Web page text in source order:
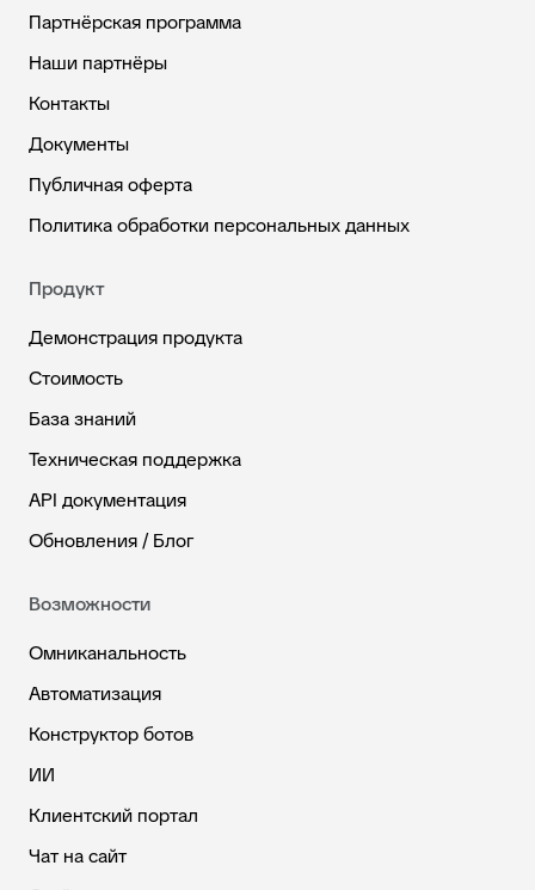
Партнёрская программа
Наши партнёры
Контакты
Документы
Публичная оферта
Политика обработки персональных данных
Продукт
Демонстрация продукта
Стоимость
База знаний
Техническая поддержка
API документация
Обновления / Блог
Возможности
Омниканальность
Автоматизация
Конструктор ботов
ИИ
Клиентский портал
Чат на сайт